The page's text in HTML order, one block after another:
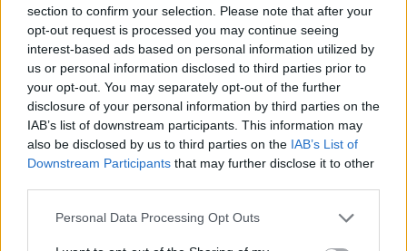
section to confirm your selection. Please note that after your
opt-out request is processed you may continue seeing
interest-based ads based on personal information utilized by
us or personal information disclosed to third parties prior to
your opt-out. You may separately opt-out of the further
disclosure of your personal information by third parties on the
IAB’s list of downstream participants. This information may
also be disclosed by us to third parties on the IAB’s List of
Downstream Participants that may further disclose it to other
Personal Data Processing Opt Outs
M. Jurkyno teigimu, būtina pažymėti, kad opozicija
turėjo pretekstą išeiti iš Seimo plenarinės salės dėl
valdančiųjų neetiškų sprendimų jų atžvilgiu.
neįtraukdami jų į pirmininkavimą, padarydami neeilinį